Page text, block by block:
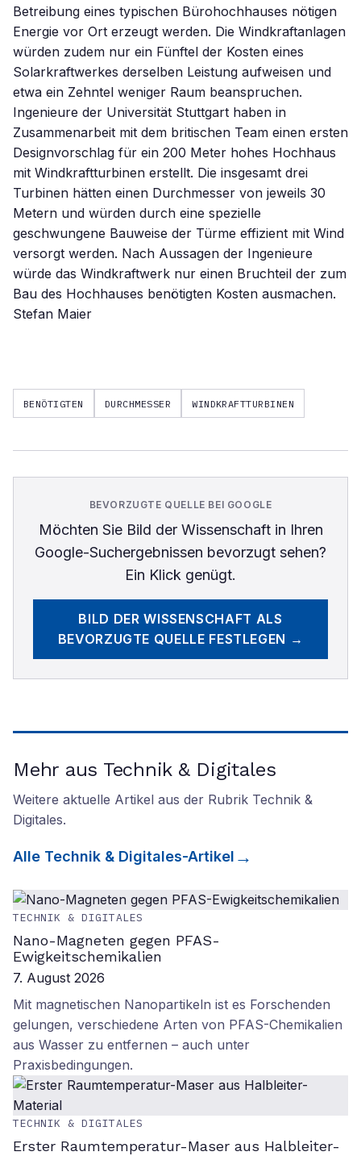
Betreibung eines typischen Bürohochhauses nötigen
Energie vor Ort erzeugt werden. Die Windkraftanlagen
würden zudem nur ein Fünftel der Kosten eines
Solarkraftwerkes derselben Leistung aufweisen und
etwa ein Zehntel weniger Raum beanspruchen.
Ingenieure der Universität Stuttgart haben in
Zusammenarbeit mit dem britischen Team einen ersten
Designvorschlag für ein 200 Meter hohes Hochhaus
mit Windkraftturbinen erstellt. Die insgesamt drei
Turbinen hätten einen Durchmesser von jeweils 30
Metern und würden durch eine spezielle
geschwungene Bauweise der Türme effizient mit Wind
versorgt werden. Nach Aussagen der Ingenieure
würde das Windkraftwerk nur einen Bruchteil der zum
Bau des Hochhauses benötigten Kosten ausmachen.
Stefan Maier
BENÖTIGTEN DURCHMESSER WINDKRAFTTURBINEN
BEVORZUGTE QUELLE BEI GOOGLE
Möchten Sie Bild der Wissenschaftin Ihren
Google-Suchergebnissen bevorzugt sehen?
Ein Klick genügt.
BILD DER WISSENSCHAFT ALS
BEVORZUGTE QUELLE FESTLEGEN →
Mehr aus Technik & Digitales
Weitere aktuelle Artikel aus der Rubrik Technik &
Digitales.
Alle Technik & Digitales-Artikel
TECHNIK & DIGITALES
Nano-Magneten gegen PFAS-
Ewigkeitschemikalien
7. August 2026
Mit magnetischen Nanopartikeln ist es Forschenden
gelungen, verschiedene Arten von PFAS-Chemikalien
aus Wasser zu entfernen – auch unter
Praxisbedingungen.
TECHNIK & DIGITALES
Erster Raumtemperatur-Maser aus Halbleiter-